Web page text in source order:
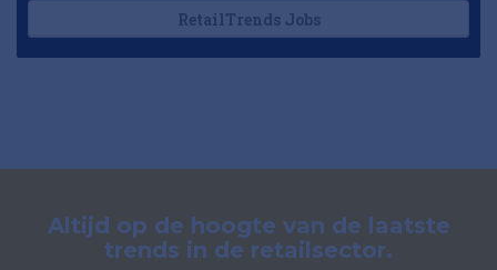
RetailTrends Jobs
Altijd op de hoogte van de laatste
trends in de retailsector.